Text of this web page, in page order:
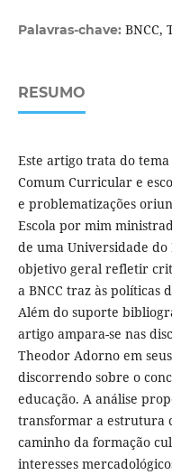
Palavras-chave: BNCC,
RESUMO
Este artigo trata do
Comum Curricular e
e problematizações
Escola por mim
de uma Universidade do
objetivo geral refletir
a BNCC traz às políticas
Além do suporte
artigo ampara-se nas
Theodor Adorno em
discorrendo sobre o
educação. A análise
transformar a estrutura
caminho da formação
interesses